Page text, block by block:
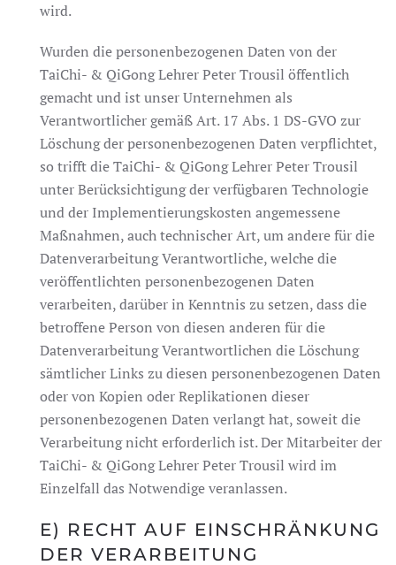
wird.
Wurden die personenbezogenen Daten von der
TaiChi- & QiGong Lehrer Peter Trousil öffentlich
gemacht und ist unser Unternehmen als
Verantwortlicher gemäß Art. 17 Abs. 1 DS-GVO zur
Löschung der personenbezogenen Daten verpflichtet,
so trifft die TaiChi- & QiGong Lehrer Peter Trousil
unter Berücksichtigung der verfügbaren Technologie
und der Implementierungskosten angemessene
Maßnahmen, auch technischer Art, um andere für die
Datenverarbeitung Verantwortliche, welche die
veröffentlichten personenbezogenen Daten
verarbeiten, darüber in Kenntnis zu setzen, dass die
betroffene Person von diesen anderen für die
Datenverarbeitung Verantwortlichen die Löschung
sämtlicher Links zu diesen personenbezogenen Daten
oder von Kopien oder Replikationen dieser
personenbezogenen Daten verlangt hat, soweit die
Verarbeitung nicht erforderlich ist. Der Mitarbeiter der
TaiChi- & QiGong Lehrer Peter Trousil wird im
Einzelfall das Notwendige veranlassen.
E) RECHT AUF EINSCHRÄNKUNG
DER VERARBEITUNG